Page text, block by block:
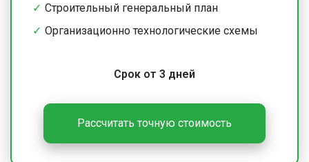
Строительный генеральный план
Организационно технологические схемы
Срок от 3 дней
Рассчитать точную стоимость